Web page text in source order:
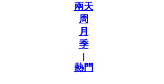
兩天
周
月
季
|
熱門